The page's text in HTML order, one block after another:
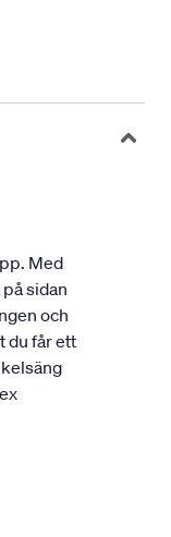
Med
sidan
och
du får ett